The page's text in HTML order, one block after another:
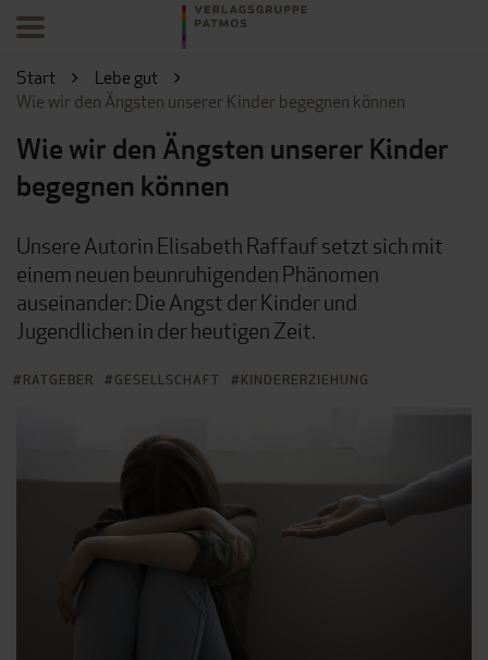
Start
Lebe gut
Wie wir den Ängsten unserer Kinder begegnen können
Wie wir den Ängsten unserer Kinder
begegnen können
Unsere Autorin Elisabeth Raffauf setzt sich mit
einem neuen beunruhigenden Phänomen
auseinander: Die Angst der Kinder und
Jugendlichen in der heutigen Zeit.
RATGEBER GESELLSCHAFT KINDERERZIEHUNG